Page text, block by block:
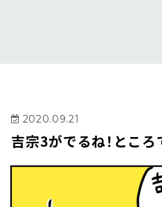
2020.09.21
吉宗3がでるね！ところ